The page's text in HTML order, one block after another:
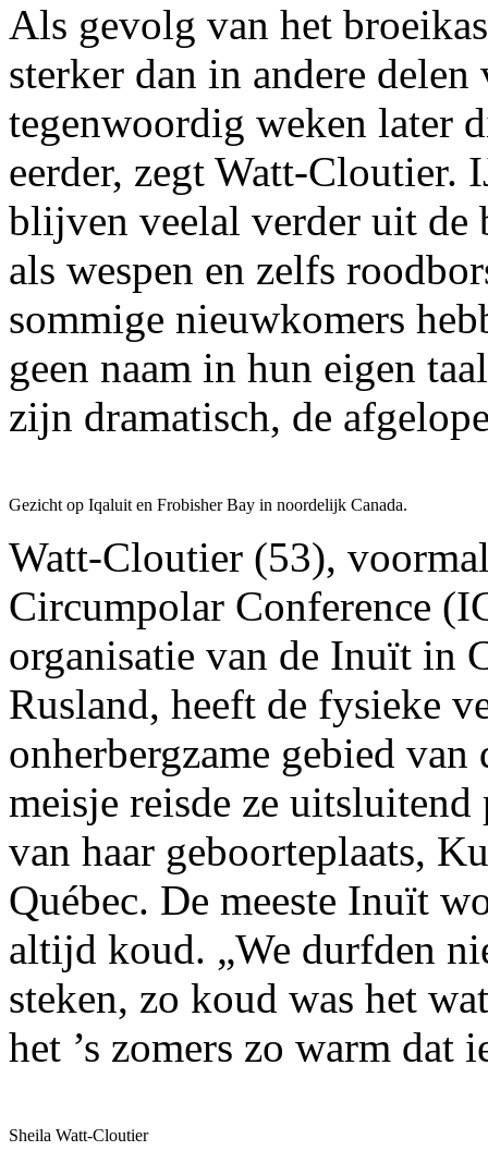
Als gevolg van het
sterker dan in andere
tegenwoordig weken later
eerder, zegt Watt-Cloutier.
blijven veelal verder uit
als wespen en zelfs
sommige nieuwkomers
geen naam in hun eigen
zijn dramatisch, de
Gezicht op Iqaluit en Frobisher Bay in noordelijk Canada.
Watt-Cloutier (53),
Circumpolar Conference
organisatie van de Inuït in
Rusland, heeft de fysieke
onherbergzame gebied
meisje reisde ze
van haar geboorteplaats,
Québec. De meeste Inuït
altijd koud. „We durfden
steken, zo koud was het
het ’s zomers zo warm dat
Sheila Watt-Cloutier